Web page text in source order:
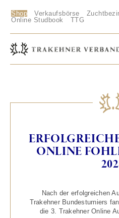
Shop Verkaufsbörse
Online Studbook
TTG
ONLINE
Nach der erfolgreichen
Trakehner Bundesturniers
die 3. Trakehner Online